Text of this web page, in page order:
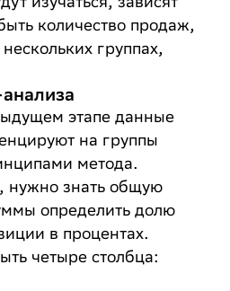
количество продаж,
группах,
этапе данные
на группы
метода.
нужно знать общую
определить долю
в процентах.
четыре столбца: